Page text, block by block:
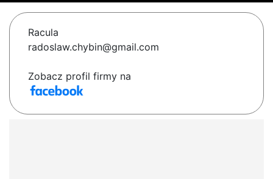
Racula
radoslaw.chybin@gmail.com
Zobacz profil firmy na